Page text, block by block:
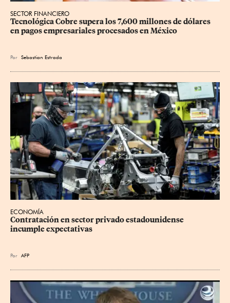
SECTOR FINANCIERO
Tecnológica Cobre supera los 7,600 millones de dólares
en pagos empresariales procesados en México
Por Sebastian Estrada
ECONOMÍA
Contratación en sector privado estadounidense
incumple expectativas
Por AFP